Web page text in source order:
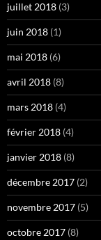
juillet 2018 (3)
juin 2018 (1)
mai 2018 (6)
avril 2018 (8)
mars 2018 (4)
février 2018 (4)
janvier 2018 (8)
décembre 2017 (2)
novembre 2017 (5)
octobre 2017 (8)